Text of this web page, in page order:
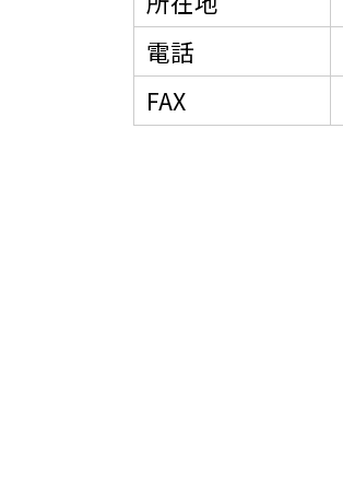
電話
FAX